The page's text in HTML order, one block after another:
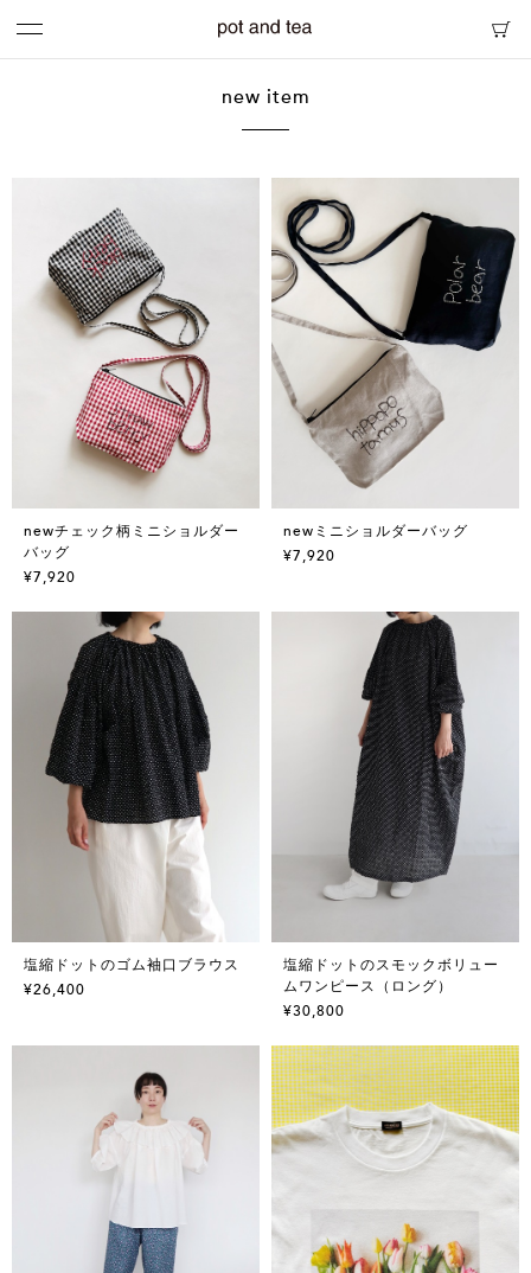
new item
newチェック柄ミニショルダー
バッグ
¥7,920
newミニショルダーバッグ
¥7,920
塩縮ドットのゴム袖口ブラウス
¥26,400
塩縮ドットのスモックボリュー
ムワンピース（ロング）
¥30,800